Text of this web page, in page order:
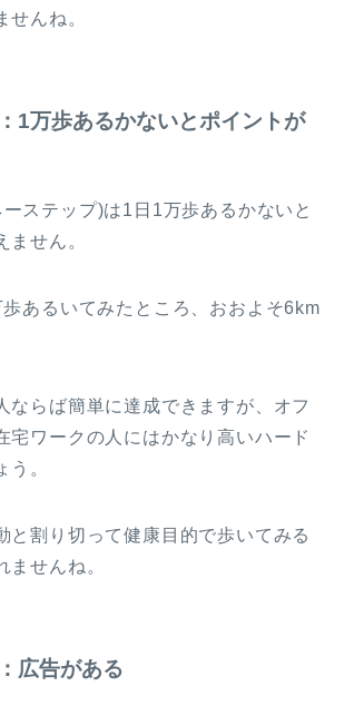
せんね。
1万歩あるかないとポイントが
ステップ)は1日1万歩あるかないと
ません。
あるいてみたところ、おおよそ6km
ならば簡単に達成できますが、オフ
宅ワークの人にはかなり高いハード
う。
と割り切って健康目的で歩いてみる
ませんね。
広告がある